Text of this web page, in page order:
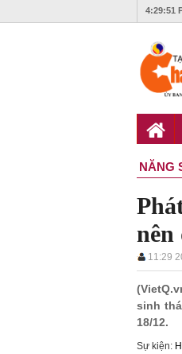
4:29:52
NĂNG
nên
11:29
sinh
18/12.
Sự kiện: